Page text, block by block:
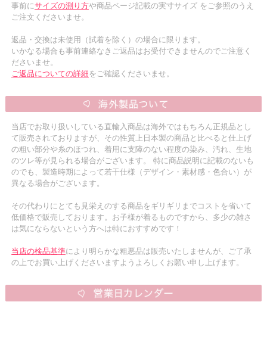
事前にサイズの測り方や商品ページ記載の実寸サイズ をご参照のうえ
ご注文くださいませ。
返品・交換は未使用（試着を除く）の場合に限ります。
いかなる場合も事前連絡なきご返品はお受付できませんのでご注意く
ださいませ。
ご返品についての詳細をご確認くださいませ。
当店でお取り扱いしている直輸入商品は海外ではもちろん正規品とし
て販売されておりますが、その性質上日本製の商品と比べると仕上げ
の粗い部分や糸のほつれ、着用に支障のない程度の染み、汚れ、生地
のツレ等が見られる場合がございます。 特に商品説明に記載のないも
のでも、製造時期によって若干仕様（デザイン・素材感・色合い）が
異なる場合がございます。
その代わりにとても見栄えのする商品をギリギリまでコストを省いて
低価格で販売しております。お子様が着るものですから、多少の雑さ
は気にならないという方へは特におすすめです！
当店の検品基準により明らかな粗悪品は販売いたしませんが、ご了承
の上でお買い上げくださいますようよろしくお願い申し上げます。